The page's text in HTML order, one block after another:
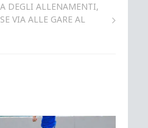
DEGLI ALLENAMENTI,
VIA ALLE GARE AL